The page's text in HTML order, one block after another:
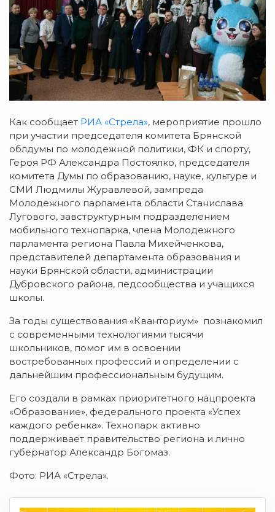
Как сообщает РИА «Стрела», мероприятие прошло
при участии председателя комитета Брянской
облдумы по молодежной политики, ФК и спорту,
Героя РФ Александра Постоялко, председателя
комитета Думы по образованию, науке, культуре и
СМИ Людмилы Журавлевой, зампреда
Молодежного парламента области Станислава
Лугового, завструктурным подразделением
мобильного технопарка, члена Молодежного
парламента региона Павла Михейченкова,
представителей департамента образования и
науки Брянской области, администрации
Дубровского района, педсообщества и учащихся
школы.
За годы существования «Кванториум» познакомил
с современными технологиями тысячи
школьников, помог им в освоении
востребованных профессий и определении с
дальнейшим профессиональным будущим.
Его создали в рамках приоритетного нацпроекта
«Образование», федерального проекта «Успех
каждого ребенка». Технопарк активно
поддерживает правительство региона и лично
губернатор Александр Богомаз.
Фото: РИА «Стрела».